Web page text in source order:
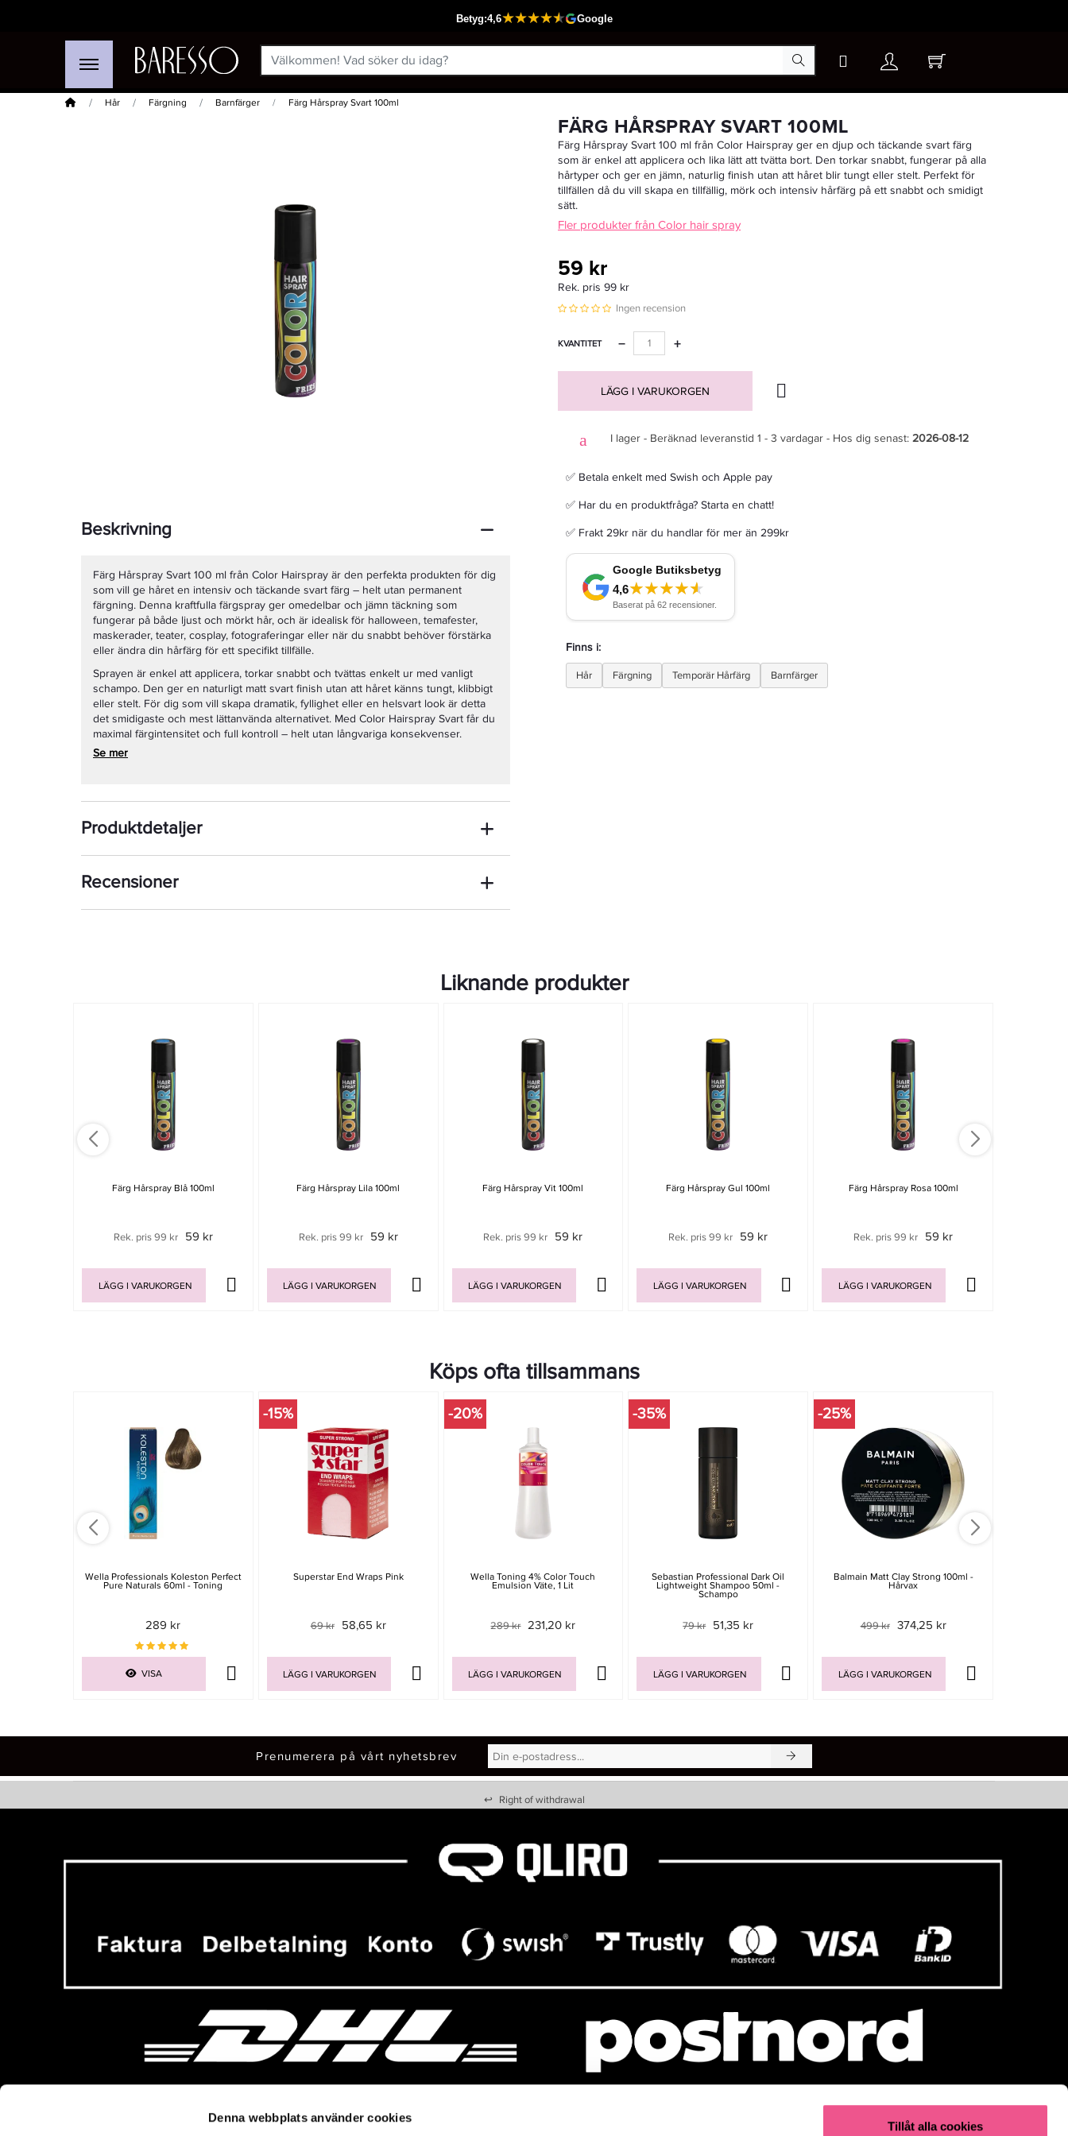
Denna webbplats använder cookies
Tillåt alla cookies
Hem Hår Färgning Barnfärger Färg Hårspray Svart 100ml
Passar din varukorg
231,20 kr
Beskrivning
Färg Hårspray Svart 100 ml från Color Hairspray är den perfekta produkten för dig
som vill ge håret en intensiv och täckande svart färg – helt utan permanent
färgning. Denna kraftfulla färgspray ger omedelbar och jämn täckning som
fungerar på både ljust och mörkt hår, och är idealisk för halloween, temafester,
maskerader, teater, cosplay, fotograferingar eller när du snabbt behöver förstärka
eller ändra din hårfärg för ett specifikt tillfälle.
Sprayen är enkel att applicera, torkar snabbt och tvättas enkelt ur med vanligt
schampo. Den ger en naturligt matt svart finish utan att håret känns tungt, klibbigt
eller stelt. För dig som vill skapa dramatik, fyllighet eller en helsvart look är detta
det smidigaste och mest lättanvända alternativet. Med Color Hairspray Svart får du
maximal färgintensitet och full kontroll – helt utan långvariga konsekvenser.
Se mer
Produktdetaljer
Recensioner
FÄRG HÅRSPRAY SVART 100ML
Färg Hårspray Svart 100 ml från Color Hairspray ger en djup och täckande svart färg
som är enkel att applicera och lika lätt att tvätta bort. Den torkar snabbt, fungerar på alla
hårtyper och ger en jämn, naturlig finish utan att håret blir tungt eller stelt. Perfekt för
tillfällen då du vill skapa en tillfällig, mörk och intensiv hårfärg på ett snabbt och smidigt
sätt.
Fler produkter från Color hair spray
59 kr
Rek. pris 99 kr
Ingen recension
KVANTITET +
−
LÄGG I VARUKORGEN
I lager - Beräknad leveranstid 1 - 3 vardagar - Hos dig senast: 2026-08-12
✅ Betala enkelt med Swish och Apple pay
✅ Har du en produktfråga? Starta en chatt!
✅ Frakt 29kr när du handlar för mer än 299kr
Finns i:
Hår Färgning Temporär Hårfärg Barnfärger
Liknande produkter
Färg Hårspray Blå 100ml
Rek. pris 99 kr 59 kr
LÄGG I VARUKORGEN
Färg Hårspray Lila 100ml
Rek. pris 99 kr 59 kr
LÄGG I VARUKORGEN
Färg Hårspray Vit 100ml
Rek. pris 99 kr 59 kr
LÄGG I VARUKORGEN
Färg Hårspray Gul 100ml
Rek. pris 99 kr 59 kr
LÄGG I VARUKORGEN
Färg Hårspray Rosa 100ml
Rek. pris 99 kr 59 kr
LÄGG I VARUKORGEN
Köps ofta tillsammans
Wella Professionals Koleston Perfect
Pure Naturals 60ml - Toning
289 kr
VISA
-15%
Superstar End Wraps Pink
69 kr 58,65 kr
LÄGG I VARUKORGEN
-20%
Wella Toning 4% Color Touch
Emulsion Väte, 1 Lit
289 kr 231,20 kr
LÄGG I VARUKORGEN
-35%
Sebastian Professional Dark Oil
Lightweight Shampoo 50ml -
Schampo
79 kr 51,35 kr
LÄGG I VARUKORGEN
-25%
Balmain Matt Clay Strong 100ml -
Hårvax
499 kr 374,25 kr
LÄGG I VARUKORGEN
Prenumerera på vårt nyhetsbrev
↩ Right of withdrawal